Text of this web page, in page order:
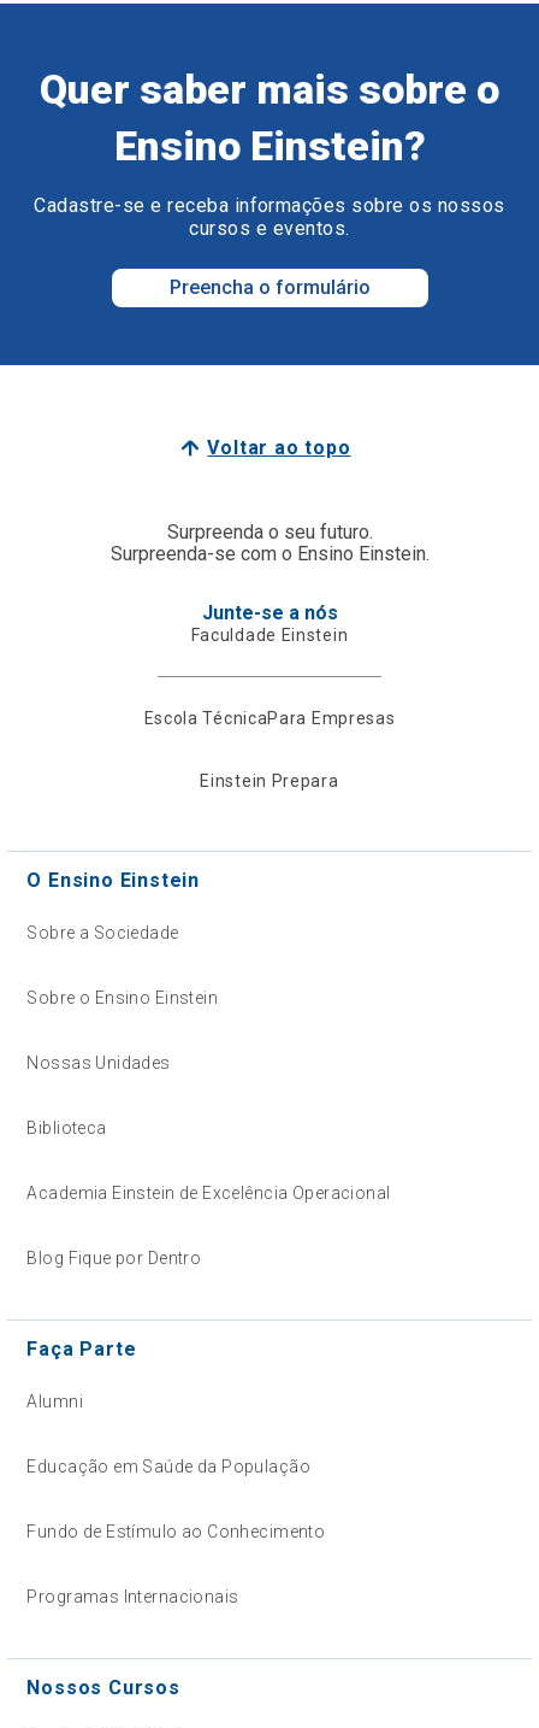
Quer saber mais sobre o
Ensino Einstein?
Cadastre-se e receba informações sobre os nossos
cursos e eventos.
Preencha o formulário
Voltar ao topo
Surpreenda o seu futuro.
Surpreenda-se com o Ensino Einstein.
Junte-se a nós
Faculdade Einstein
Escola TécnicaPara Empresas
Einstein Prepara
O Ensino Einstein
Sobre a Sociedade
Sobre o Ensino Einstein
Nossas Unidades
Biblioteca
Academia Einstein de Excelência Operacional
Blog Fique por Dentro
Faça Parte
Alumni
Educação em Saúde da População
Fundo de Estímulo ao Conhecimento
Programas Internacionais
Nossos Cursos